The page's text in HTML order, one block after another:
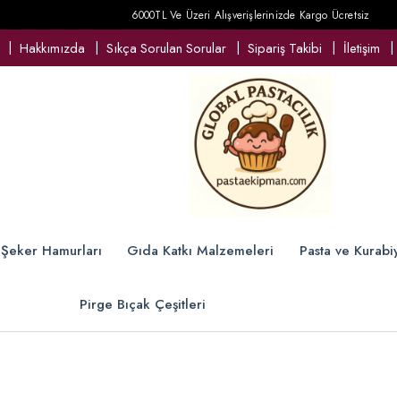
6000TL Ve Üzeri Alışverişlerinizde Kargo Ücretsiz
Hakkımızda Sıkça Sorulan Sorular Sipariş Takibi İletişim
Şeker Hamurları Gıda Katkı Malzemeleri Pasta ve
Pirge Bıçak Çeşitleri